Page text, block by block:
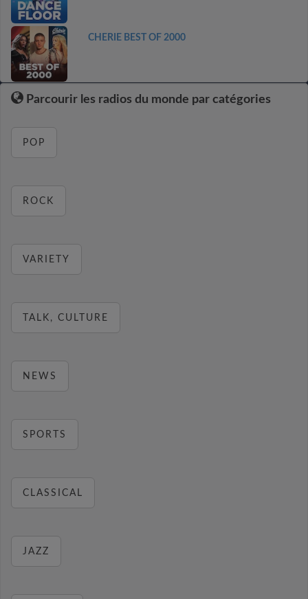
CHERIE BEST OF 2000
Parcourir les radios du monde par catégories
POP
ROCK
VARIETY
TALK, CULTURE
NEWS
SPORTS
CLASSICAL
JAZZ